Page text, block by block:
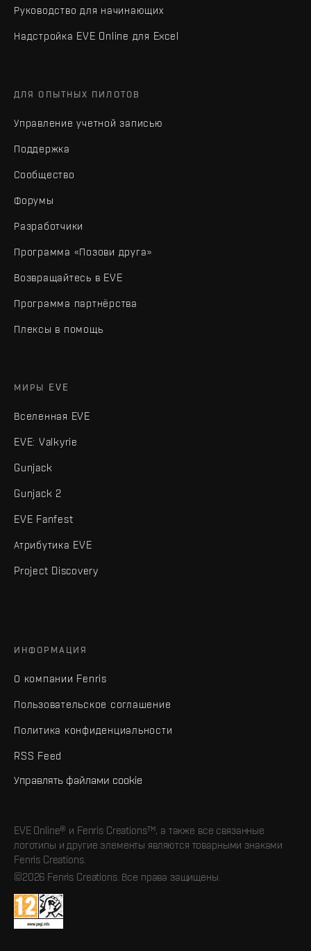
Руководство для начинающих
Надстройка EVE Online для Excel
ДЛЯ ОПЫТНЫХ ПИЛОТОВ
Управление учетной записью
Поддержка
Сообщество
Форумы
Разработчики
Программа «Позови друга»
Возвращайтесь в EVE
Программа партнёрства
Плексы в помощь
МИРЫ EVE
Вселенная EVE
EVE: Valkyrie
Gunjack
Gunjack 2
EVE Fanfest
Атрибутика EVE
Project Discovery
ИНФОРМАЦИЯ
О компании Fenris
Пользовательское соглашение
Политика конфиденциальности
RSS Feed
Управлять файлами cookie
EVE Online® и Fenris Creations™, а также все связанные
логотипы и другие элементы являются товарными знаками
Fenris Creations.
©2026 Fenris Creations. Все права защищены.